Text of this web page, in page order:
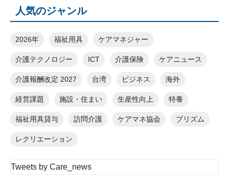
人気のジャンル
2026年 福祉用具 ケアマネジャー
介護テクノロジー ICT 介護保険 ケアニュース
介護報酬改定 2027 台湾 ビジネス 海外
経営課題 施設・住まい 生産性向上 特養
福祉用具貸与 訪問介護 ケアマネ協会 プリズム
レクリエーション
Tweets by Care_news